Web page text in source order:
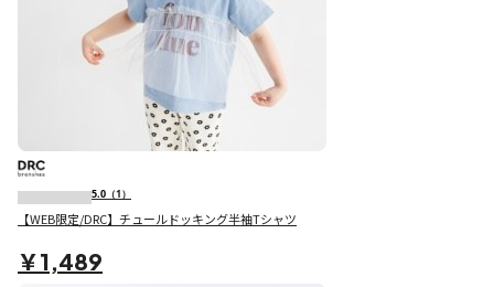
5.0 （1）
【WEB限定/DRC】チュールドッキング半袖Tシャツ
￥1,489